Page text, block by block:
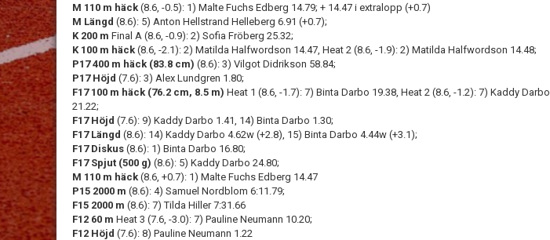
M 110 m häck (8.6, -0.5): 1) Malte Fuchs Edberg 14.79; + 14.47 i extralopp (+0.7)
M Längd (8.6): 5) Anton Hellstrand Helleberg 6.91 (+0.7);
K 200 m Final A (8.6, -0.9): 2) Sofia Fröberg 25.32;
K 100 m häck (8.6, -2.1): 2) Matilda Halfwordson 14.47, Heat 2 (8.6, -1.9): 2) Matilda Halfwordson 14.48;
P17 400 m häck (83.8 cm) (8.6): 3) Vilgot Didrikson 58.84;
P17 Höjd (7.6): 3) Alex Lundgren 1.80;
F17 100 m häck (76.2 cm, 8.5 m) Heat 1 (8.6, -1.7): 7) Binta Darbo 19.38, Heat 2 (8.6, -1.2): 7) Kaddy Darbo
21.22;
F17 Höjd (7.6): 9) Kaddy Darbo 1.41, 14) Binta Darbo 1.30;
F17 Längd (8.6): 14) Kaddy Darbo 4.62w (+2.8), 15) Binta Darbo 4.44w (+3.1);
F17 Diskus (8.6): 1) Binta Darbo 16.80;
F17 Spjut (500 g) (8.6): 5) Kaddy Darbo 24.80;
M 110 m häck (8.6, +0.7): 1) Malte Fuchs Edberg 14.47
P15 2000 m (8.6): 4) Samuel Nordblom 6:11.79;
F15 2000 m (8.6): 7) Tilda Hiller 7:31.66
F12 60 m Heat 3 (7.6, -3.0): 7) Pauline Neumann 10.20;
F12 Höjd (7.6): 8) Pauline Neumann 1.22